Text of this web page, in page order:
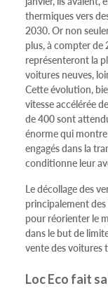
thermiques vers
2030. Or non
plus, à compter de
représenteront la
voitures neuves,
Cette évolution,
vitesse accélérée
de 400 sont
énorme qui
engagés dans la
conditionne leur
Le décollage des
principalement
pour réorienter le
dans le but de
vente des voitures
Loc Eco fait